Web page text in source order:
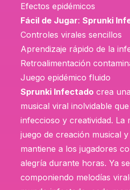
Efectos epidémicos
Fácil de Jugar: Sprunki
Controles virales sencillos
Aprendizaje rápido de la
Retroalimentación
Juego epidémico fluido
Sprunki Infectado crea
musical viral inolvidable
infeccioso y creatividad. La
juego de creación musical
mantiene a los jugadores
alegría durante horas. Ya
componiendo melodías